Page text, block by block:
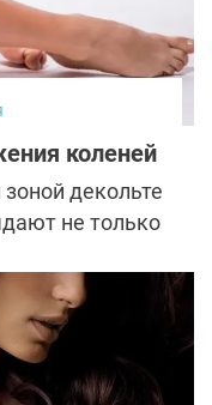
коленей
декольте
не только
и при этом
Колени